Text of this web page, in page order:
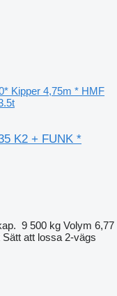
Kipper 4,75m * HMF
K2 + FUNK *
9 500 kg Volym 6,77
Sätt att lossa 2-vägs